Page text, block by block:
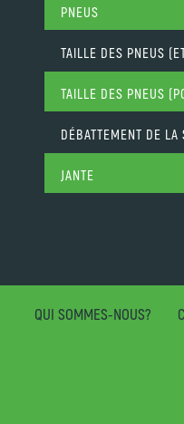
PNEUS
TAILLE DES PNEUS
TAILLE DES PNEUS
DÉBATTEMENT DE
JANTE
QUI SOMMES-NOUS?